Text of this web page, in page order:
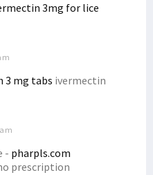
3mg for lice
3 mg tabs ivermectin
- pharpls.com
prescription